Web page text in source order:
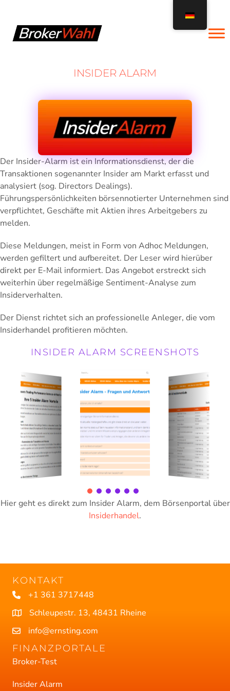
springen
INSIDER ALARM
Der Insider-Alarm ist ein Informationsdienst, der die
Transaktionen sogenannter Insider am Markt erfasst und
analysiert (sog. Directors Dealings).
Führungspersönlichkeiten börsennotierter Unternehmen sind
verpflichtet, Geschäfte mit Aktien ihres Arbeitgebers zu
melden.
Diese Meldungen, meist in Form von Adhoc Meldungen,
werden gefiltert und aufbereitet. Der Leser wird hierüber
direkt per E-Mail informiert. Das Angebot erstreckt sich
weiterhin über regelmäßige Sentiment-Analyse zum
Insiderverhalten.
Der Dienst richtet sich an professionelle Anleger, die vom
Insiderhandel profitieren möchten.
INSIDER ALARM SCREENSHOTS
Hier geht es direkt zum Insider Alarm, dem Börsenportal über
Insiderhandel.
KONTAKT
+1 361 3717448
Schleupestr. 13, 48431 Rheine
info@ernsting.com
FINANZPORTALE
Broker-Test
Insider Alarm